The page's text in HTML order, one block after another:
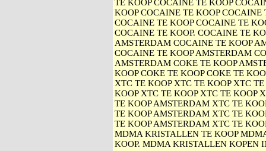
TE KOOP COCAINE TE KOOP
KOOP COCAINE TE KOOP
COCAINE TE KOOP COCAINE TE
COCAINE TE KOOP. COCAINE TE
AMSTERDAM COCAINE TE KOOP
COCAINE TE KOOP AMSTERDAM
AMSTERDAM COKE TE KOOP
KOOP COKE TE KOOP COKE TE
XTC TE KOOP XTC TE KOOP XTC
KOOP XTC TE KOOP XTC TE KOOP
TE KOOP AMSTERDAM XTC TE
TE KOOP AMSTERDAM XTC TE
TE KOOP AMSTERDAM XTC TE
MDMA KRISTALLEN TE KOOP
KOOP. MDMA KRISTALLEN KOPEN